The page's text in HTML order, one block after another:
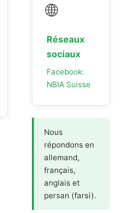
🌐
Réseaux
sociaux
Facebook:
NBIA Suisse
Nous
répondons en
allemand,
français,
anglais et
persan (farsi).